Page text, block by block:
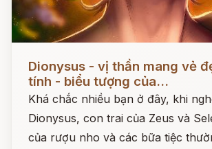
Dionysus - vị thần mang vẻ
tính - biểu tượng của...
Khá chắc nhiều bạn ở đây, khi
Dionysus, con trai của Zeus và
của rượu nho và các bữa tiệc